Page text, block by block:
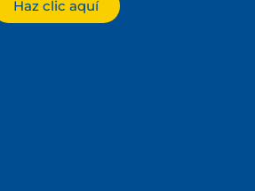
Haz clic aquí